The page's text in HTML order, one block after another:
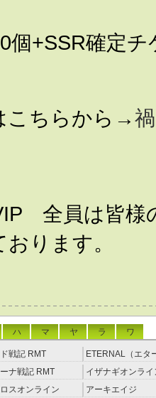
個+SSR確定
こちらから→
全員は皆様
おります。
ハ マ ヤ ラ ワ
戦記 RMT
ETERNAL（エタ
RMT
ナ戦記 RMT
イザナギオンライ
スオンライン
アーキエイジ